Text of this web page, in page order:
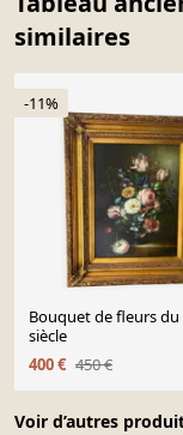
similaires
Voir d’autres
-11%
Bouquet de fleurs du
siècle
400 € 450 €